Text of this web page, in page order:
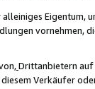
vornehmen,
Drittanbietern auf
Verkäufer